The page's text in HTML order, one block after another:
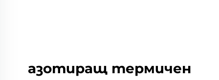
азотиращ термичен